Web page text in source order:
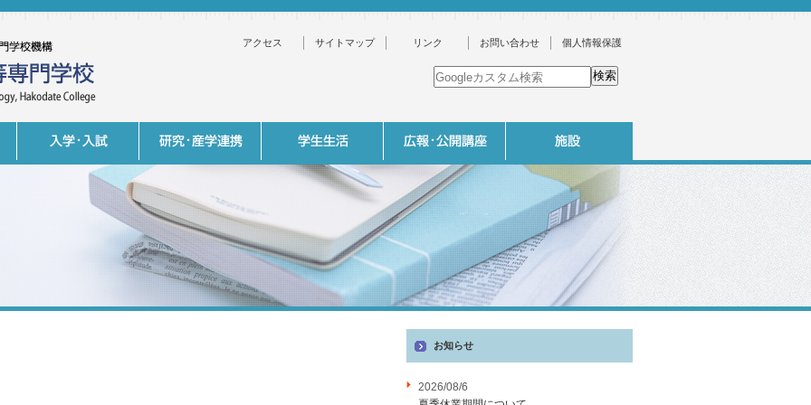
個人情報保護
お問い合わせ
リンク
サイトマップ
アクセス
お知らせ
2026/08/6